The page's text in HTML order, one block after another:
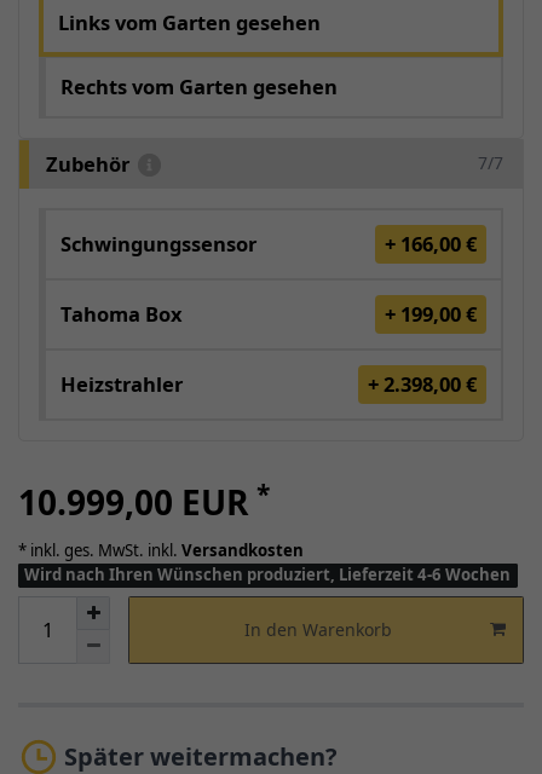
Links vom Garten gesehen
Rechts vom Garten gesehen
Zubehör 7/7
Schwingungssensor + 166,00 €
Tahoma Box + 199,00 €
Heizstrahler + 2.398,00 €
10.999,00 EUR *
* inkl. ges. MwSt. inkl. Versandkosten
Wird nach Ihren Wünschen produziert, Lieferzeit 4-6 Wochen
In den Warenkorb
Später weitermachen?